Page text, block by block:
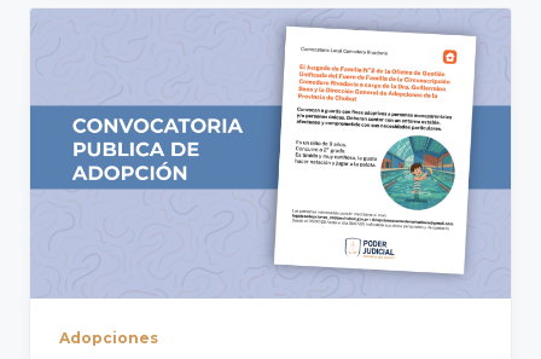
Adopciones